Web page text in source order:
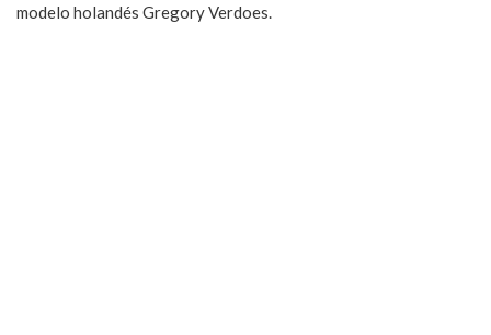
modelo holandés Gregory Verdoes.